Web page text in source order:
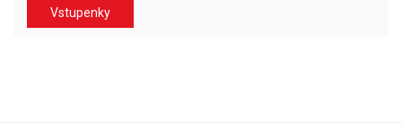
Vstupenky